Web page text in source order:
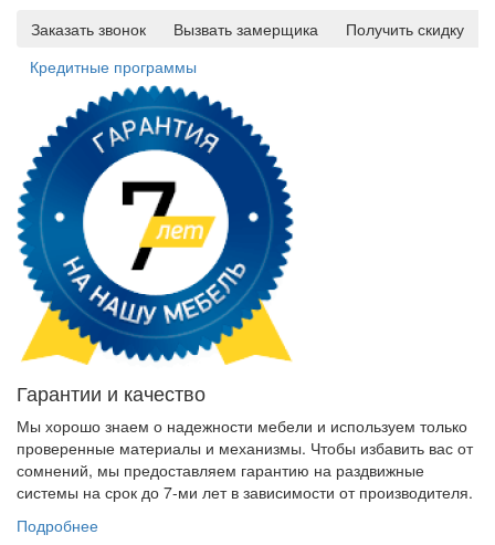
Заказать звонок
Вызвать замерщика
Получить скидку
Кредитные программы
Гарантии и качество
Мы хорошо знаем о надежности мебели и используем только
проверенные материалы и механизмы. Чтобы избавить вас от
сомнений, мы предоставляем гарантию на раздвижные
системы на срок до 7-ми лет в зависимости от производителя.
Подробнее